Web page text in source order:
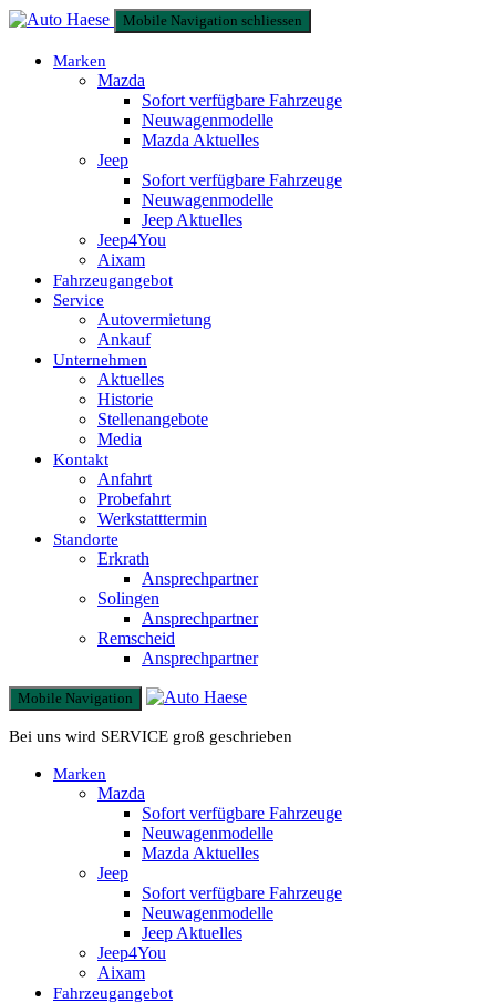
Mobile Navigation schliessen
Marken
Mazda
Sofort verfügbare Fahrzeuge
Neuwagenmodelle
Mazda Aktuelles
Jeep
Sofort verfügbare Fahrzeuge
Neuwagenmodelle
Jeep Aktuelles
Jeep4You
Aixam
Fahrzeugangebot
Service
Autovermietung
Ankauf
Unternehmen
Aktuelles
Historie
Stellenangebote
Media
Kontakt
Anfahrt
Probefahrt
Werkstatttermin
Standorte
Erkrath
Ansprechpartner
Solingen
Ansprechpartner
Remscheid
Ansprechpartner
Mobile Navigation
Bei uns wird SERVICE groß geschrieben
Marken
Mazda
Sofort verfügbare Fahrzeuge
Neuwagenmodelle
Mazda Aktuelles
Jeep
Sofort verfügbare Fahrzeuge
Neuwagenmodelle
Jeep Aktuelles
Jeep4You
Aixam
Fahrzeugangebot